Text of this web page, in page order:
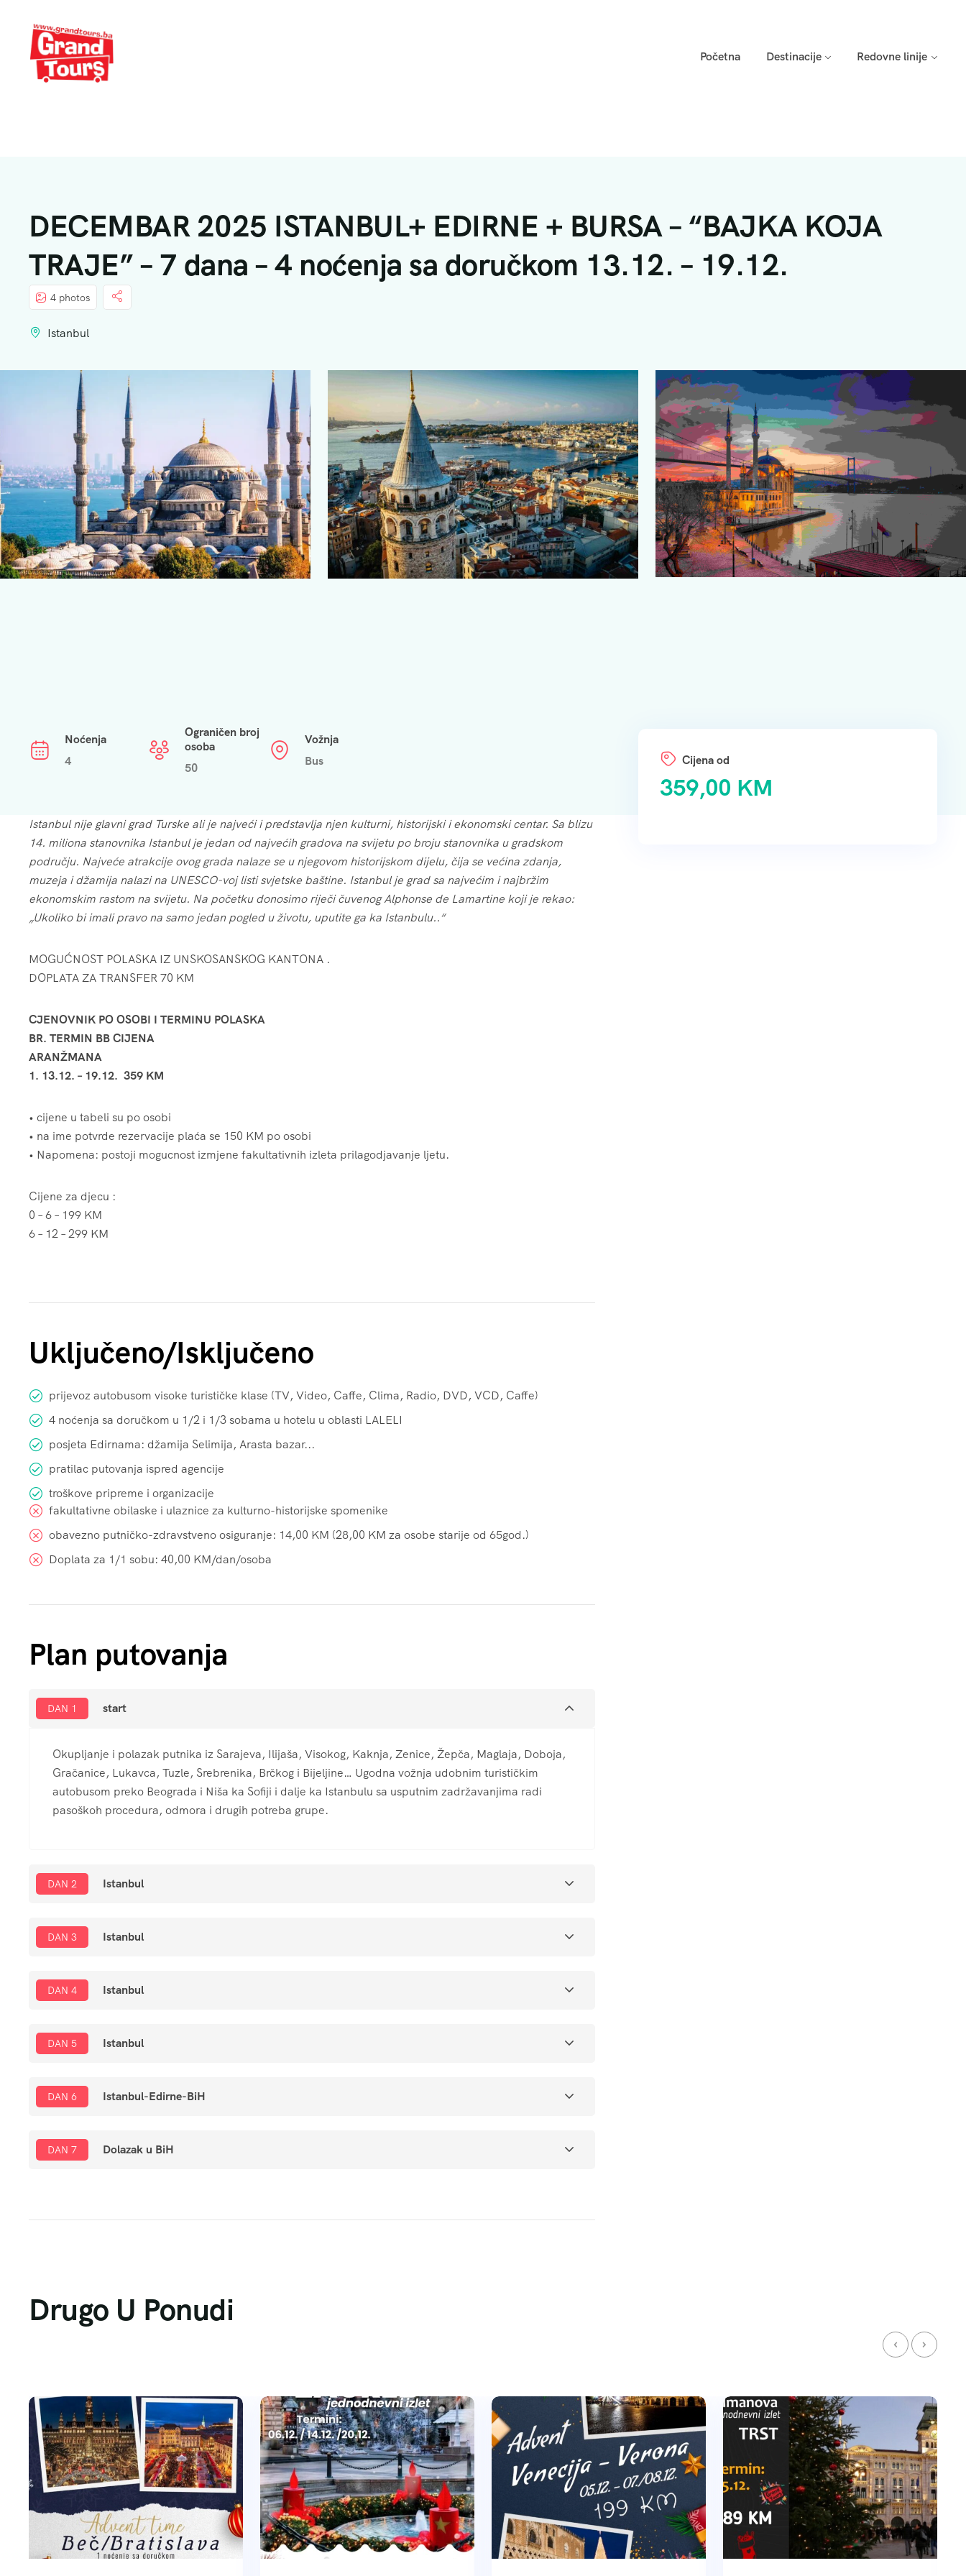
Početna Destinacije Redovne linije
DECEMBAR 2025 ISTANBUL+ EDIRNE + BURSA – “BAJKA KOJA
TRAJE” – 7 dana – 4 noćenja sa doručkom 13.12. – 19.12.
4 photos
Istanbul
Noćenja
4
Ograničen broj
osoba
50
Vožnja
Bus
Istanbul nije glavni grad Turske ali je najveći i predstavlja njen kulturni, historijski i ekonomski centar. Sa blizu
14. miliona stanovnika Istanbul je jedan od najvećih gradova na svijetu po broju stanovnika u gradskom
području. Najveće atrakcije ovog grada nalaze se u njegovom historijskom dijelu, čija se većina zdanja,
muzeja i džamija nalazi na UNESCO-voj listi svjetske baštine. Istanbul je grad sa najvećim i najbržim
ekonomskim rastom na svijetu. Na početku donosimo riječi čuvenog Alphonse de Lamartine koji je rekao:
„Ukoliko bi imali pravo na samo jedan pogled u životu, uputite ga ka Istanbulu..“
MOGUĆNOST POLASKA IZ UNSKOSANSKOG KANTONA .
DOPLATA ZA TRANSFER 70 KM
CJENOVNIK PO OSOBI I TERMINU POLASKA
BR. TERMIN BB CIJENA
ARANŽMANA
1. 13.12. – 19.12. 359 KM
• cijene u tabeli su po osobi
• na ime potvrde rezervacije plaća se 150 KM po osobi
• Napomena: postoji mogucnost izmjene fakultativnih izleta prilagodjavanje ljetu.
Cijene za djecu :
0 – 6 – 199 KM
6 – 12 – 299 KM
prijevoz autobusom visoke turističke klase (TV, Video, Caffe, Clima, Radio, DVD, VCD, Caffe)
4 noćenja sa doručkom u 1/2 i 1/3 sobama u hotelu u oblasti LALELI
posjeta Edirnama: džamija Selimija, Arasta bazar...
pratilac putovanja ispred agencije
troškove pripreme i organizacije
fakultativne obilaske i ulaznice za kulturno-historijske spomenike
obavezno putničko-zdravstveno osiguranje: 14,00 KM (28,00 KM za osobe starije od 65god.)
Doplata za 1/1 sobu: 40,00 KM/dan/osoba
DAN 1 start
Okupljanje i polazak putnika iz Sarajeva, Ilijaša, Visokog, Kaknja, Zenice, Žepča, Maglaja, Doboja,
Gračanice, Lukavca, Tuzle, Srebrenika, Brčkog i Bijeljine… Ugodna vožnja udobnim turističkim
autobusom preko Beograda i Niša ka Sofiji i dalje ka Istanbulu sa usputnim zadržavanjima radi
pasoškoh procedura, odmora i drugih potreba grupe.
DAN 2 Istanbul
DAN 3 Istanbul
DAN 4 Istanbul
DAN 5 Istanbul
DAN 6 Istanbul-Edirne-BiH
DAN 7 Dolazak u BiH
359,00 KM